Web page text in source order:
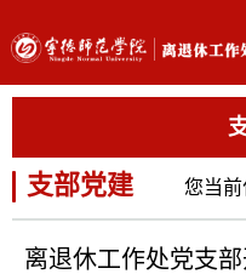
支部党建 您当前
离退休工作处党支